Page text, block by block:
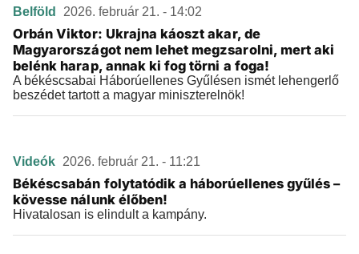
Belföld 2026. február 21. - 14:02
Orbán Viktor: Ukrajna káoszt akar, de
Magyarországot nem lehet megzsarolni, mert aki
belénk harap, annak ki fog törni a foga!
A békéscsabai Háborúellenes Gyűlésen ismét lehengerlő
beszédet tartott a magyar miniszterelnök!
Videók 2026. február 21. - 11:21
Békéscsabán folytatódik a háborúellenes gyűlés –
kövesse nálunk élőben!
Hivatalosan is elindult a kampány.